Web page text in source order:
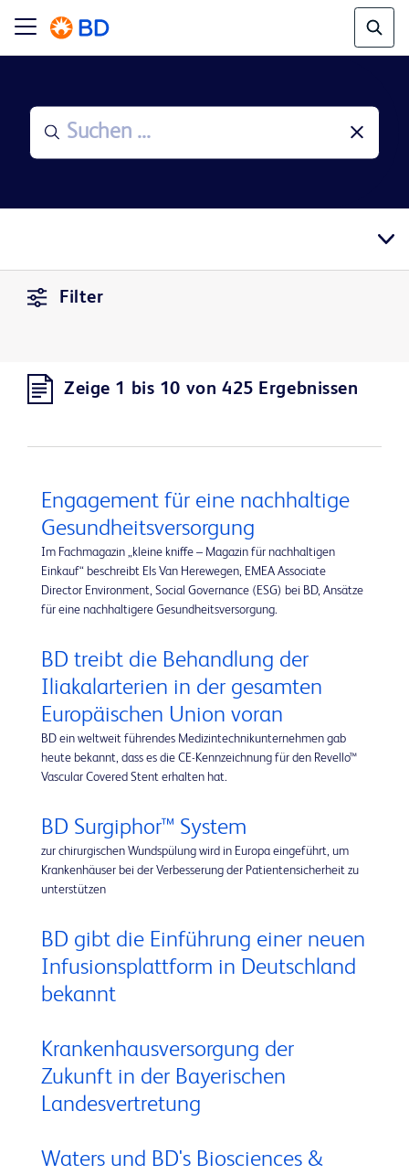
Filter
Zeige 1 bis 10 von 425 Ergebnissen
Engagement für eine nachhaltige
Gesundheitsversorgung
Im Fachmagazin „kleine kniffe – Magazin für nachhaltigen
Einkauf“ beschreibt Els Van Herewegen, EMEA Associate
Director Environment, Social Governance (ESG) bei BD, Ansätze
für eine nachhaltigere Gesundheitsversorgung.
BD treibt die Behandlung der
Iliakalarterien in der gesamten
Europäischen Union voran
BD ein weltweit führendes Medizintechnikunternehmen gab
heute bekannt, dass es die CE-Kennzeichnung für den Revello™
Vascular Covered Stent erhalten hat.
BD Surgiphor™ System
zur chirurgischen Wundspülung wird in Europa eingeführt, um
Krankenhäuser bei der Verbesserung der Patientensicherheit zu
unterstützen
BD gibt die Einführung einer neuen
Infusionsplattform in Deutschland
bekannt
Krankenhausversorgung der
Zukunft in der Bayerischen
Landesvertretung
Waters und BD's Biosciences &